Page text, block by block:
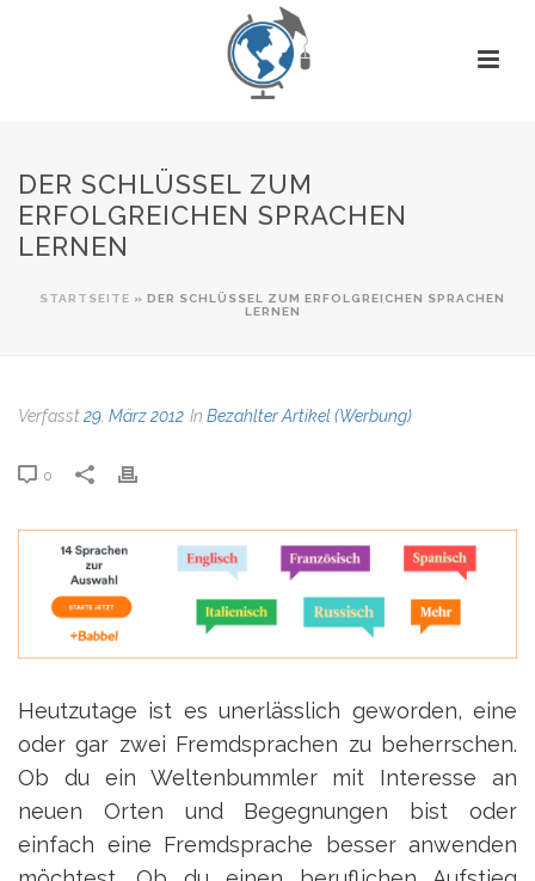
DER SCHLÜSSEL ZUM
ERFOLGREICHEN SPRACHEN
LERNEN
STARTSEITE » DER SCHLÜSSEL ZUM ERFOLGREICHEN SPRACHEN
LERNEN
Verfasst29. März 2012 In Bezahlter Artikel (Werbung)
0
Heutzutage ist es unerlässlich geworden, eine
oder gar zwei Fremdsprachen zu beherrschen.
Ob du ein Weltenbummler mit Interesse an
neuen Orten und Begegnungen bist oder
einfach eine Fremdsprache besser anwenden